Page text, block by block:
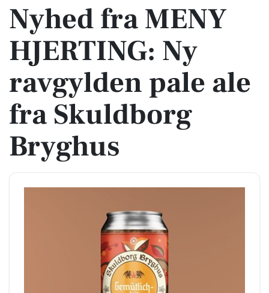
Nyhed fra MENY
HJERTING: Ny
ravgylden pale ale
fra Skuldborg
Bryghus